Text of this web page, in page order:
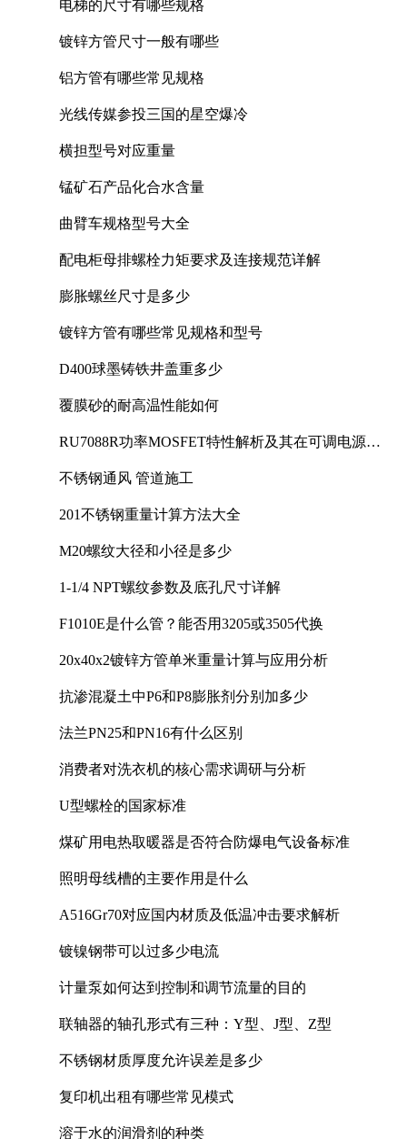
电梯的尺寸有哪些规格
镀锌方管尺寸一般有哪些
铝方管有哪些常见规格
光线传媒参投三国的星空爆冷
横担型号对应重量
锰矿石产品化合水含量
曲臂车规格型号大全
配电柜母排螺栓力矩要求及连接规范详解
膨胀螺丝尺寸是多少
镀锌方管有哪些常见规格和型号
D400球墨铸铁井盖重多少
覆膜砂的耐高温性能如何
RU7088R功率MOSFET特性解析及其在可调电源设
不锈钢通风 管道施工
201不锈钢重量计算方法大全
M20螺纹大径和小径是多少
1-1/4 NPT螺纹参数及底孔尺寸详解
F1010E是什么管？能否用3205或3505代换
20x40x2镀锌方管单米重量计算与应用分析
抗渗混凝土中P6和P8膨胀剂分别加多少
法兰PN25和PN16有什么区别
消费者对洗衣机的核心需求调研与分析
U型螺栓的国家标准
煤矿用电热取暖器是否符合防爆电气设备标准
照明母线槽的主要作用是什么
A516Gr70对应国内材质及低温冲击要求解析
镀镍钢带可以过多少电流
计量泵如何达到控制和调节流量的目的
联轴器的轴孔形式有三种：Y型、J型、Z型
不锈钢材质厚度允许误差是多少
复印机出租有哪些常见模式
溶于水的润滑剂的种类